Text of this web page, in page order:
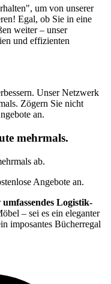
um von unserer
Egal, ob Sie in eine
weiter – unser
und effizienten
Unser Netzwerk
Zögern Sie nicht
an.
mehrmals.
ab.
Angebote an.
umfassendes Logistik-
– sei es ein eleganter
imposantes Bücherregal